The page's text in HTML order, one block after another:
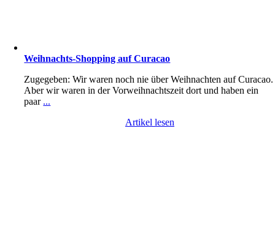
Weihnachts-Shopping auf Curacao
Zugegeben: Wir waren noch nie über Weihnachten auf Curacao.
Aber wir waren in der Vorweihnachtszeit dort und haben ein
paar ...
Artikel lesen